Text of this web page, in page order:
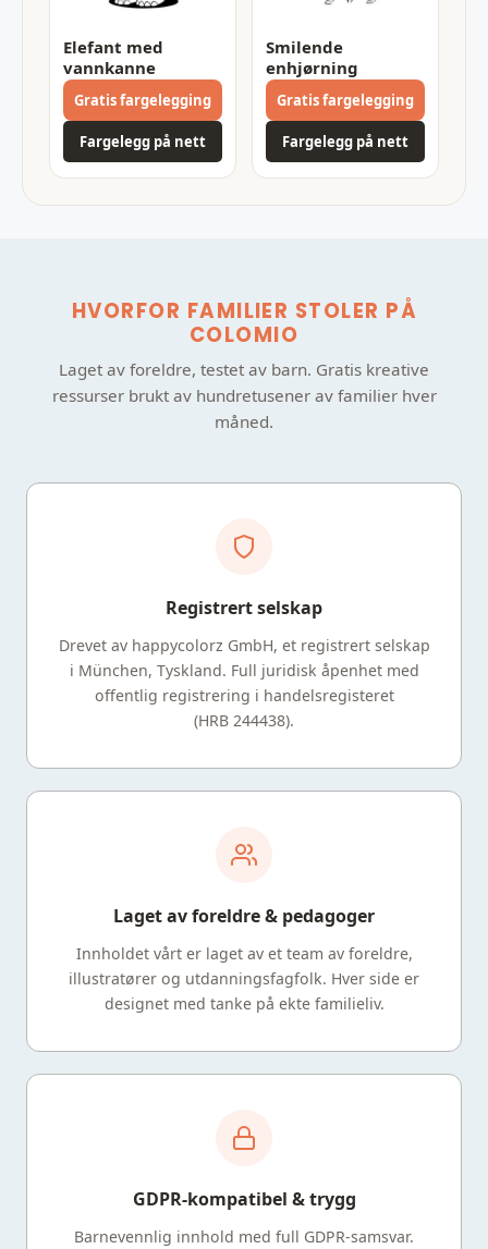
Elefant med
vannkanne
Gratis fargelegging
Fargelegg på nett
Smilende
enhjørning
Gratis fargelegging
Fargelegg på nett
HVORFOR FAMILIER STOLER PÅ
COLOMIO
Laget av foreldre, testet av barn. Gratis kreative
ressurser brukt av hundretusener av familier hver
måned.
Registrert selskap
Drevet av happycolorz GmbH, et registrert selskap
i München, Tyskland. Full juridisk åpenhet med
offentlig registrering i handelsregisteret
(HRB 244438).
Laget av foreldre & pedagoger
Innholdet vårt er laget av et team av foreldre,
illustratører og utdanningsfagfolk. Hver side er
designet med tanke på ekte familieliv.
GDPR-kompatibel & trygg
Barnevennlig innhold med full GDPR-samsvar.